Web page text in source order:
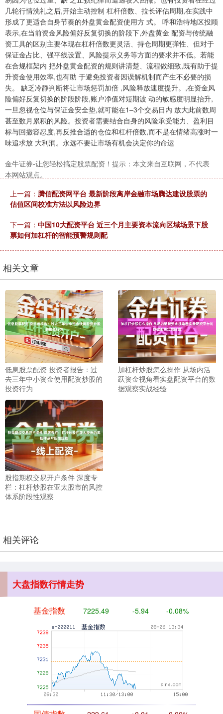
几轮行情洗礼之后,开始主动控制 杠杆倍数、拉长评估周期,在实践中
形成了更适合自身节奏的外盘黄金配资使用方 式。 呼和浩特地区投顾
表示,在当前资金风险偏好反复切换的阶段下,外盘黄金 配资与传统融
资工具的区别主要体现在杠杆倍数更灵活、持仓周期更弹性、但对于
保证金占比、强平线设置、风险提示义务等方面的要求并不低。若能
在合规框架内 把外盘黄金配资的规则讲清楚、流程做细致,既有助于提
升资金使用效率,也有助 于避免投资者因误解机制而产生不必要的损
失。 缺乏冷静判断将让市场惩罚加倍 ,风险释放速度提升。,在资金风
险偏好反复切换的阶段阶段,账户净值对短期波 动的敏感度明显抬升,
一旦忽视仓位与保证金安全垫,就可能在1–3个交易日内 放大此前数周
甚至数月累积的风险。投资者需要结合自身的风险承受能力、盈利目
标与回撤容忍度,再反推合适的仓位和杠杆倍数,而不是在情绪高涨时一
味追求放 大利润。永远不要让市场有机会决定你的命运
金牛证券-让您轻松搞定股票配资！提示：本文来自互联网，不代表
本网站观点。
上一篇： 腾信配资网平台 最新阶段离岸金融市场腾达建设股票的
估值区间校准方法以风险边界
下一篇： 中国10大配资平台 近三个月主要资本流向区域场景下股
票如何加杠杆的智能预警规则配
相关文章
低息股票配资 投资者报告：过
去三年中小资金使用配资炒股的
投资行为
加杠杆炒股怎么操作 从场内活
跃资金视角看实盘配资平台的数
据观察实战经验
股指期权交易开户条件 深度专
栏：杠杆炒股在亚太股市的风控
体系阶段性观察
相关评论
大盘指数行情走势
上证综指 3873.85 -4.58 -0.12%
深证成指 14014.72 -129.48 -0.92%
沪深300
北证50 1113.69 -5.77 -0.52%
创业板指 3494.56
基金指数
国债指数 +0.01 0.00%